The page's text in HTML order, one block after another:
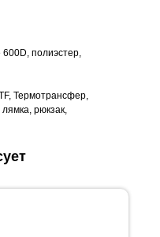
полиэстер,
Термотрансфер,
рюкзак,